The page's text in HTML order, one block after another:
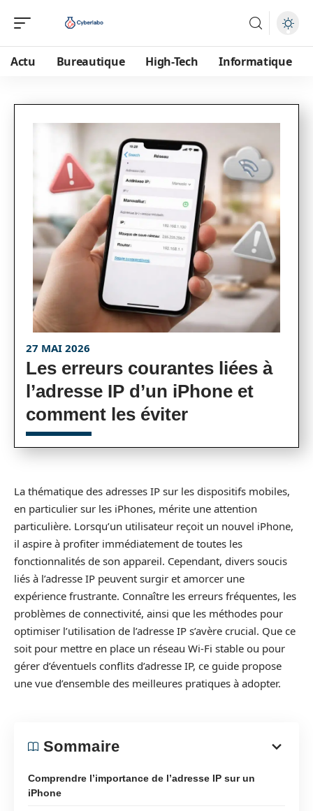
Actu Bureautique High-Tech Informatique
27 MAI 2026
Les erreurs courantes liées à
l’adresse IP d’un iPhone et
comment les éviter
La thématique des adresses IP sur les dispositifs mobiles,
en particulier sur les iPhones, mérite une attention
particulière. Lorsqu’un utilisateur reçoit un nouvel iPhone,
il aspire à profiter immédiatement de toutes les
fonctionnalités de son appareil. Cependant, divers soucis
liés à l’adresse IP peuvent surgir et amorcer une
expérience frustrante. Connaître les erreurs fréquentes, les
problèmes de connectivité, ainsi que les méthodes pour
optimiser l’utilisation de l’adresse IP s’avère crucial. Que ce
soit pour mettre en place un réseau Wi-Fi stable ou pour
gérer d’éventuels conflits d’adresse IP, ce guide propose
une vue d’ensemble des meilleures pratiques à adopter.
Sommaire
Comprendre l’importance de l’adresse IP sur un
iPhone